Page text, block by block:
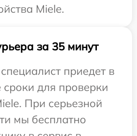
Miele.
за 35 минут
приедет в
для проверки
При серьезной
мы бесплатно